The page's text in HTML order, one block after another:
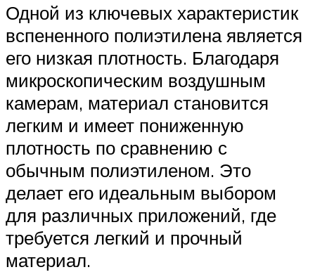
Одной из ключевых характеристик
вспененного полиэтилена является
его низкая плотность. Благодаря
микроскопическим воздушным
камерам, материал становится
легким и имеет пониженную
плотность по сравнению с
обычным полиэтиленом. Это
делает его идеальным выбором
для различных приложений, где
требуется легкий и прочный
материал.